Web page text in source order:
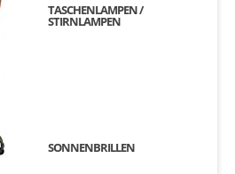
TASCHENLAMPEN /
STIRNLAMPEN
SONNENBRILLEN